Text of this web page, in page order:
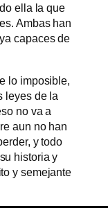
ella la que
Ambas han
capaces de
lo imposible,
leyes de la
no va a
aun no han
y todo
historia y
y semejante